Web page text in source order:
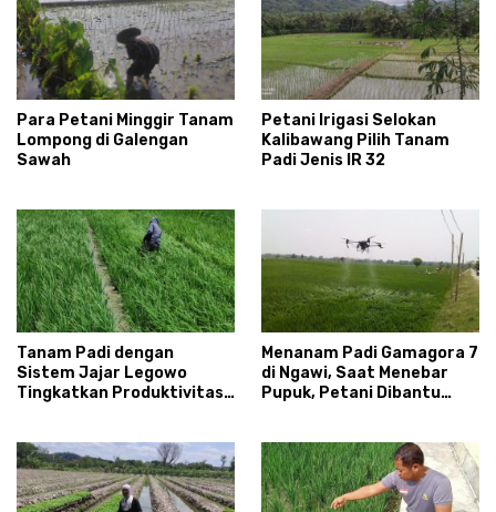
Para Petani Minggir Tanam
Lompong di Galengan
Sawah
Petani Irigasi Selokan
Kalibawang Pilih Tanam
Padi Jenis IR 32
Tanam Padi dengan
Sistem Jajar Legowo
Tingkatkan Produktivitas
Menanam Padi Gamagora 7
di Ngawi, Saat Menebar
Pupuk, Petani Dibantu